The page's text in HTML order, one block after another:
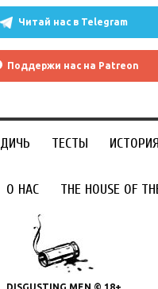
Читай нас в Telegram
Поддержи нас на Patreon
ДИЧЬ ТЕСТЫ ИСТОРИЯ
О НАС THE HOUSE OF